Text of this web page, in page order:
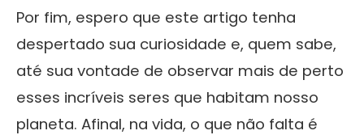
Por fim, espero que este artigo tenha
despertado sua curiosidade e, quem sabe,
até sua vontade de observar mais de perto
esses incríveis seres que habitam nosso
planeta. Afinal, na vida, o que não falta é